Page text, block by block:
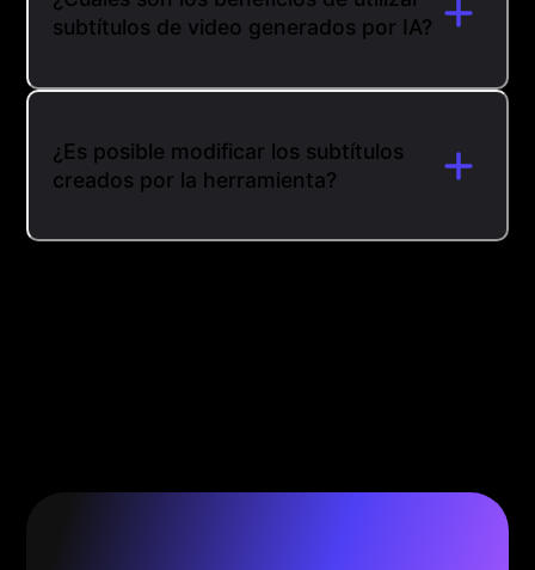
subtítulos de video generados por IA?
¿Es posible modificar los subtítulos
creados por la herramienta?